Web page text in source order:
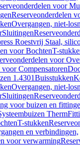
voor
Reserveonderdelen
Overgangen, niet-
Sluitingen
Roestvrij Staal,
voor BochtenT-
voor
Compensatoren
1.4301Buisstukken
Overgangen, niet-
Sluitingen
voor buizen en
Therm
T-stukken
en verbindingen,
voor verwarming